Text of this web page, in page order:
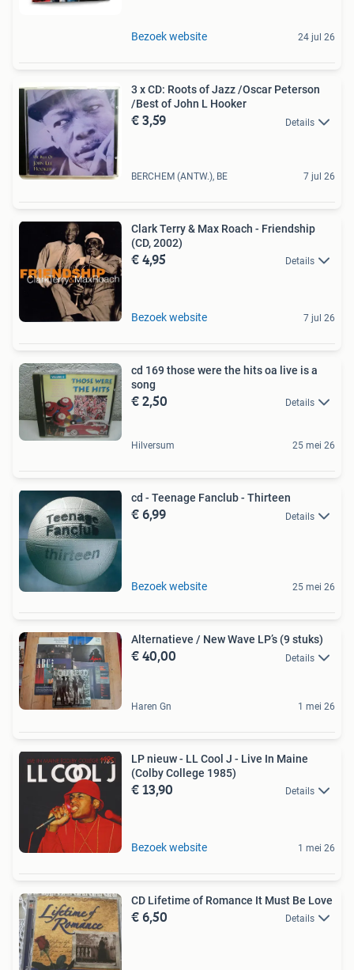
Bezoek website 24 jul 26
3 x CD: Roots of Jazz /Oscar Peterson
/Best of John L Hooker
€ 3,59 Details
BERCHEM (ANTW.), BE 7 jul 26
Clark Terry & Max Roach - Friendship
(CD, 2002)
€ 4,95 Details
Bezoek website 7 jul 26
cd 169 those were the hits oa live is a
song
€ 2,50 Details
Hilversum 25 mei 26
cd - Teenage Fanclub - Thirteen
€ 6,99 Details
Bezoek website 25 mei 26
Alternatieve / New Wave LP’s (9 stuks)
€ 40,00 Details
Haren Gn 1 mei 26
LP nieuw - LL Cool J - Live In Maine
(Colby College 1985)
€ 13,90 Details
Bezoek website 1 mei 26
CD Lifetime of Romance It Must Be Love
€ 6,50 Details